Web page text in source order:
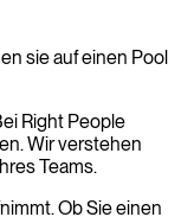
sie auf einen Pool
Right People
Wir verstehen
Teams.
Ob Sie einen